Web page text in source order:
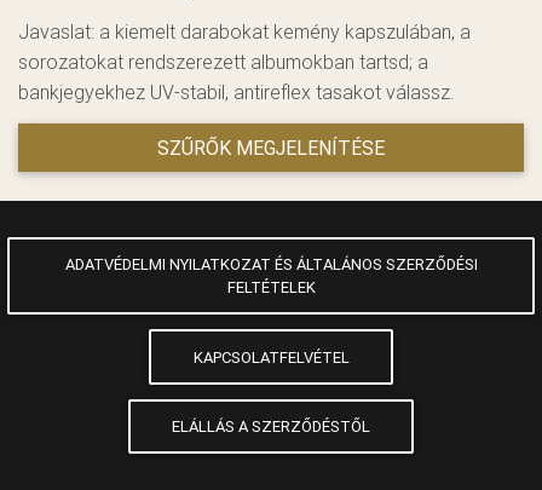
Javaslat: a kiemelt darabokat kemény kapszulában, a
sorozatokat rendszerezett albumokban tartsd; a
bankjegyekhez UV-stabil, antireflex tasakot válassz.
SZŰRŐK MEGJELENÍTÉSE
ADATVÉDELMI NYILATKOZAT ÉS ÁLTALÁNOS SZERZŐDÉSI
FELTÉTELEK
KAPCSOLATFELVÉTEL
ELÁLLÁS A SZERZŐDÉSTŐL